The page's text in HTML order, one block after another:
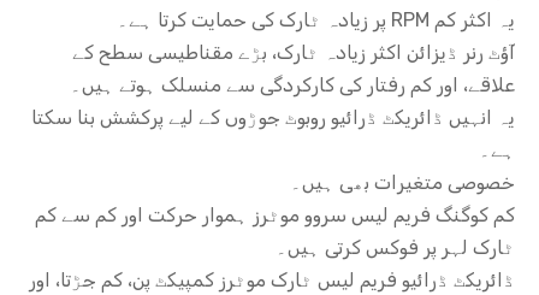
یہ اکثر کم RPM پر زیادہ ٹارک کی حمایت کرتا ہے۔
آؤٹ رنر ڈیزائن اکثر زیادہ ٹارک، بڑے مقناطیسی سطح کے
علاقے، اور کم رفتار کی کارکردگی سے منسلک ہوتے ہیں۔
یہ انہیں ڈائریکٹ ڈرائیو روبوٹ جوڑوں کے لیے پرکشش بنا سکتا
ہے۔
خصوصی متغیرات بھی ہیں۔
کم کوگنگ فریم لیس سروو موٹرز ہموار حرکت اور کم سے کم
ٹارک لہر پر فوکس کرتی ہیں۔
ڈائریکٹ ڈرائیو فریم لیس ٹارک موٹرز کمپیکٹ پن، کم جڑتا، اور